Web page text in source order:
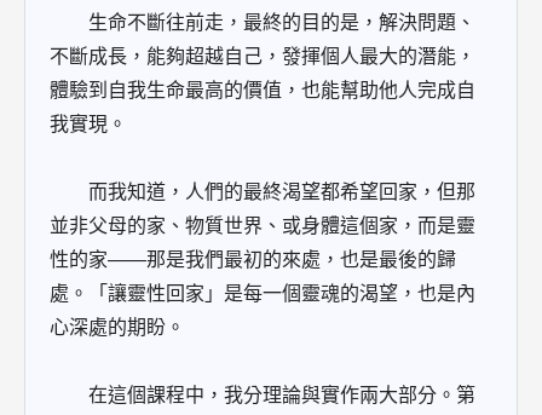
生命不斷往前走，最終的目的是，解決問題、
不斷成長，能夠超越自己，發揮個人最大的潛能，
體驗到自我生命最高的價值，也能幫助他人完成自
我實現。
而我知道，人們的最終渴望都希望回家，但那
並非父母的家、物質世界、或身體這個家，而是靈
性的家――那是我們最初的來處，也是最後的歸
處。「讓靈性回家」是每一個靈魂的渴望，也是內
心深處的期盼。
在這個課程中，我分理論與實作兩大部分。第